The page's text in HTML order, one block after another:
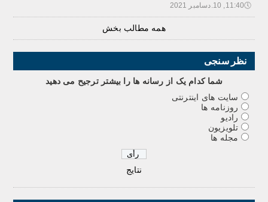
🕔11:40, 10.دسامبر 2021
همه مطالب بخش
نظر سنجی
شما کدام يک از رسانه ها را بيشتر ترجيح می دهيد
سایت های اینترنتی
روزنامه ها
رادیو
تلویزیون
مجله ها
نتایج